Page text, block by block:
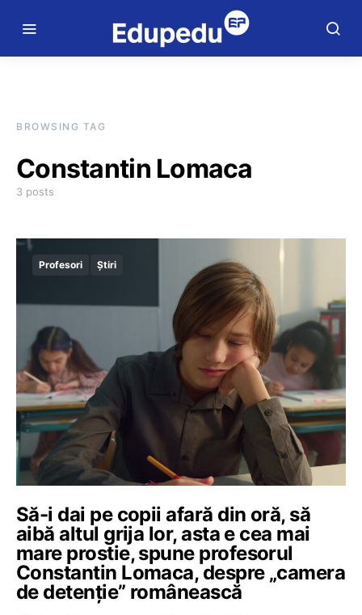
BROWSING TAG
Constantin Lomaca
3 posts
Profesori Știri
Să-i dai pe copii afară din oră, să
aibă altul grija lor, asta e cea mai
mare prostie, spune profesorul
Constantin Lomaca, despre „camera
de detenție” românească